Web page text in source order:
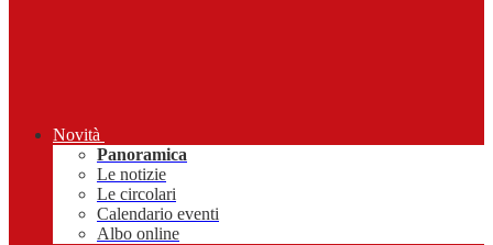
Novità
Panoramica
Le notizie
Le circolari
Calendario eventi
Albo online